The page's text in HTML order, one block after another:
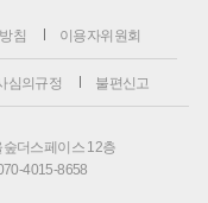
침 이용자위원회
심의규정 불편신고
더스페이스 12층
4015-8658